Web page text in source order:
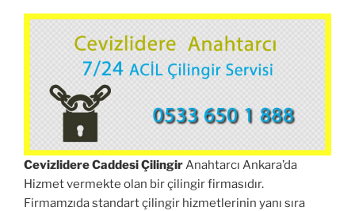
Cevizlidere Caddesi ÇilingirAnahtarcı Ankara’da
Hizmet vermekte olan bir çilingir firmasıdır.
Firmamzıda standart çilingir hizmetlerinin yanı sıra